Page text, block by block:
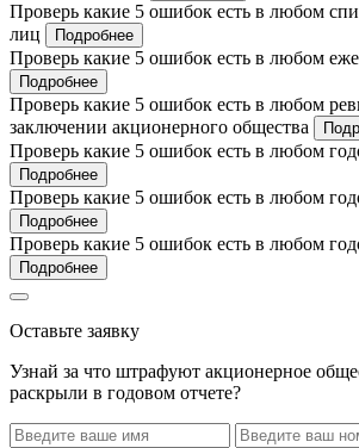
Проверь какие 5 ошибок есть в любом
лиц
Подробнее
Проверь какие 5 ошибок есть в любом
Подробнее
Проверь какие 5 ошибок есть в любом
заключении акционерного общества
Проверь какие 5 ошибок есть в любом
Подробнее
Проверь какие 5 ошибок есть в любом
Подробнее
Проверь какие 5 ошибок есть в любом
Подробнее
Оставьте заявку
Узнай за что штрафуют акционерное
раскрыли в годовом отчете?